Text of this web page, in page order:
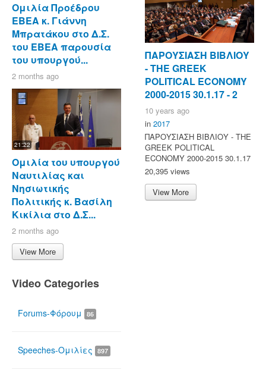
Ομιλία Προέδρου
ΕΒΕΑ κ. Γιάννη
Μπρατάκου στο Δ.Σ.
του ΕΒΕΑ παρουσία
του υπουργού...
2 months ago
21:22
Ομιλία του υπουργού
Ναυτιλίας και
Νησιωτικής
Πολιτικής κ. Βασίλη
Κικίλια στο Δ.Σ...
2 months ago
View More
Video Categories
Forums-Φόρουμ 86
Speeches-Ομιλίες 897
ΠΑΡΟΥΣΙΑΣΗ ΒΙΒΛΙΟΥ
- ΤΗΕ GREEK
POLITICAL ECONOMY
2000-2015 30.1.17 - 2
10 years ago
in 2017
ΠΑΡΟΥΣΙΑΣΗ ΒΙΒΛΙΟΥ - ΤΗΕ
GREEK POLITICAL
ECONOMY 2000-2015 30.1.17
20,395 views
View More